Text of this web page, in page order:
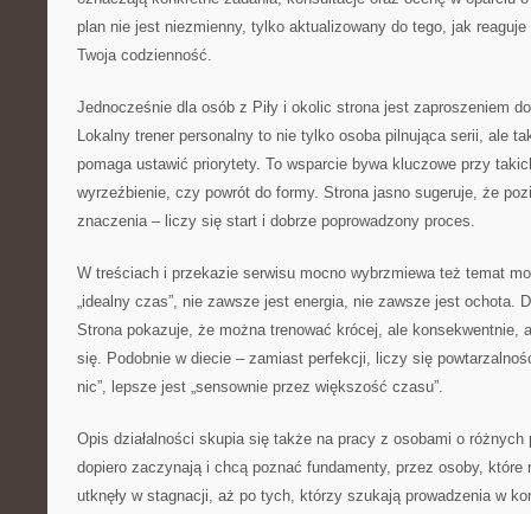
plan nie jest niezmienny, tylko aktualizowany do tego, jak
Twoja codzienność.
Jednocześnie dla osób z Piły i okolic strona jest zaproszeniem
Lokalny trener personalny to nie tylko osoba pilnująca serii, ale
pomaga ustawić priorytety. To wsparcie bywa kluczowe przy
wyrzeźbienie, czy powrót do formy. Strona jasno sugeruje, że
znaczenia – liczy się start i dobrze poprowadzony proces.
W treściach i przekazie serwisu mocno wybrzmiewa też temat
„idealny czas”, nie zawsze jest energia, nie zawsze jest ochota.
Strona pokazuje, że można trenować krócej, ale konsekwentnie,
się. Podobnie w diecie – zamiast perfekcji, liczy się
nic”, lepsze jest „sensownie przez większość czasu”.
Opis działalności skupia się także na pracy z osobami o
dopiero zaczynają i chcą poznać fundamenty, przez osoby, które
utknęły w stagnacji, aż po tych, którzy szukają prowadzenia w